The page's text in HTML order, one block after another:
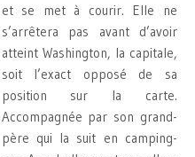
et se met à courir. Elle ne
s’arrêtera pas avant d’avoir
atteint Washington, la capitale,
soit l’exact opposé de sa
position sur la carte.
Accompagnée par son grand-
père qui la suit en camping-